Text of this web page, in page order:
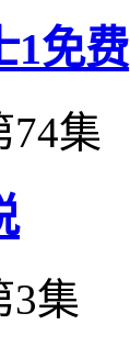
1免费
74集
3集